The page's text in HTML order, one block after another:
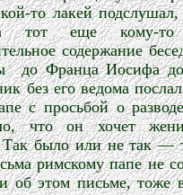
то лакей подслушал,
тот еще кому-
содержание
до Франца Иосифа
без его ведома
с просьбой о
что он хочет
было или не так —
римскому папе не
об этом письме, тоже